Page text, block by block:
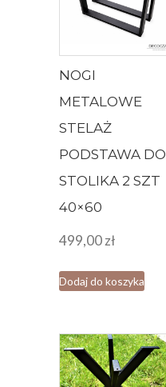
NOGI
METALOWE
STELAŻ
PODSTAWA DO
STOLIKA 2 SZT
40×60
499,00zł
Dodaj do koszyka